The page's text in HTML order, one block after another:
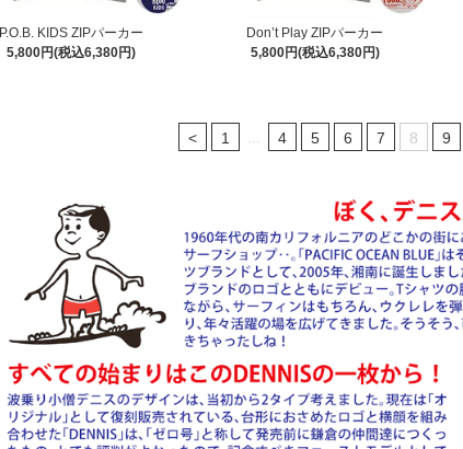
P.O.B. KIDS ZIPパーカー
5,800円(税込6,380円)
Don’t Play ZIPパーカー
5,800円(税込6,380円)
< 1 4 5 6 7 8 9